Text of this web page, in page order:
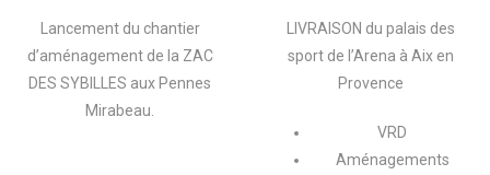
Lancement du chantier
d’aménagement de la ZAC
DES SYBILLES aux Pennes
Mirabeau.
LIVRAISON du palais des
sport de l’Arena à Aix en
Provence
VRD
Aménagements